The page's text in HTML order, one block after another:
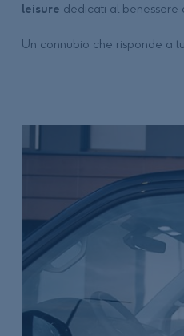
leisure dedicati al benessere
Un connubio che risponde a